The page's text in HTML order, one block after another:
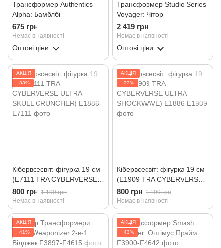
Трансформер Authentics
Alpha: Бамблбі
675 грн
Немає в наявності
Оптові ціни
Трансформер Studio Series
Voyager: Чітор
2 419 грн
Немає в наявності
Оптові ціни
АКЦІЯ
−33%
Кібервсесвіт: фігурка 19 см
(E7111 TRA CYBERVERSE
ULTRA SKULL CRUNCHER)
800 грн 1 199 грн
Немає в наявності
АКЦІЯ
−33%
Кібервсесвіт: фігурка 19 см
(E1909 TRA CYBERVERSE
ULTRA SHOCKWAVE)
800 грн 1 199 грн
Немає в наявності
АКЦІЯ
−41%
АКЦІЯ
−43%